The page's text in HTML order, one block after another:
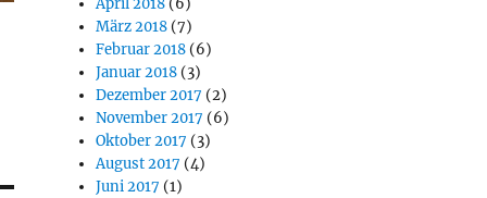
April 2018 (6)
März 2018 (7)
Februar 2018 (6)
Januar 2018 (3)
Dezember 2017 (2)
November 2017 (6)
Oktober 2017 (3)
August 2017 (4)
Juni 2017 (1)